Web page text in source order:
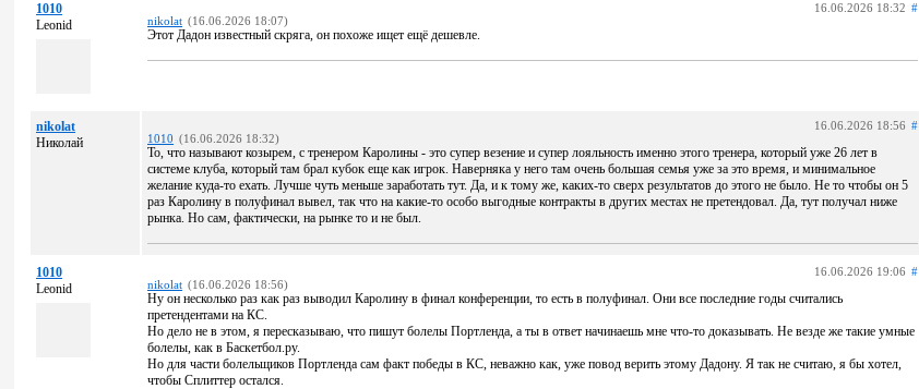
1010
Leonid
16.06.2026 18:32 #
nikolat (16.06.2026 18:07)
Этот Дадон известный скряга, он похоже ищет ещё дешевле.
nikolat
Николай
16.06.2026 18:56 #
1010 (16.06.2026 18:32)
То, что называют козырем, с тренером Каролины - это супер везение и супер лояльность именно этого тренера, который уже 26 лет в
системе клуба, который там брал кубок еще как игрок. Наверняка у него там очень большая семья уже за это время, и минимальное
желание куда-то ехать. Лучше чуть меньше заработать тут. Да, и к тому же, каких-то сверх результатов до этого не было. Не то чтобы он 5
раз Каролину в полуфинал вывел, так что на какие-то особо выгодные контракты в других местах не претендовал. Да, тут получал ниже
рынка. Но сам, фактически, на рынке то и не был.
1010
Leonid
16.06.2026 19:06 #
nikolat (16.06.2026 18:56)
Ну он несколько раз как раз выводил Каролину в финал конференции, то есть в полуфинал. Они все последние годы считались
претендентами на КС.
Но дело не в этом, я пересказываю, что пишут болелы Портленда, а ты в ответ начинаешь мне что-то доказывать. Не везде же такие умные
болелы, как в Баскетбол.ру.
Но для части болельщиков Портленда сам факт победы в КС, неважно как, уже повод верить этому Дадону. Я так не считаю, я бы хотел,
чтобы Сплиттер остался.